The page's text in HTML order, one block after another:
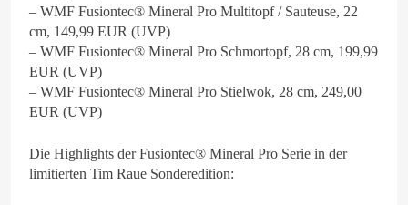
– WMF Fusiontec® Mineral Pro Multitopf / Sauteuse, 22
cm, 149,99 EUR (UVP)
– WMF Fusiontec® Mineral Pro Schmortopf, 28 cm, 199,99
EUR (UVP)
– WMF Fusiontec® Mineral Pro Stielwok, 28 cm, 249,00
EUR (UVP)
Die Highlights der Fusiontec® Mineral Pro Serie in der
limitierten Tim Raue Sonderedition: